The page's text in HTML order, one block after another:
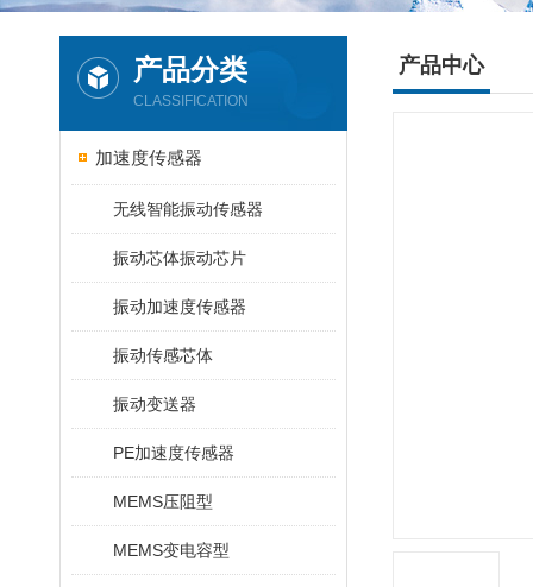
产品分类
CLASSIFICATION
加速度传感器
无线智能振动传感器
振动芯体振动芯片
振动加速度传感器
振动传感芯体
振动变送器
PE加速度传感器
MEMS压阻型
MEMS变电容型
产品中心